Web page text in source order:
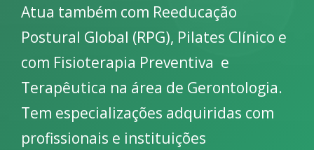
Atua também com Reeducação
Postural Global (RPG), Pilates Clínico e
com Fisioterapia Preventiva e
Terapêutica na área de Gerontologia.
Tem especializações adquiridas com
profissionais e instituições